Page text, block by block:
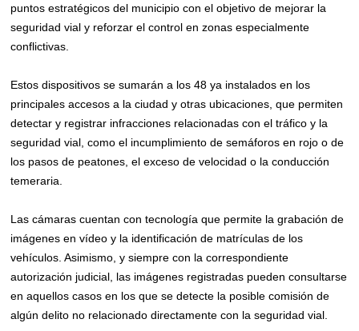
puntos estratégicos del municipio con el objetivo de mejorar la
seguridad vial y reforzar el control en zonas especialmente
conflictivas.
Estos dispositivos se sumarán a los 48 ya instalados en los
principales accesos a la ciudad y otras ubicaciones, que permiten
detectar y registrar infracciones relacionadas con el tráfico y la
seguridad vial, como el incumplimiento de semáforos en rojo o de
los pasos de peatones, el exceso de velocidad o la conducción
temeraria.
Las cámaras cuentan con tecnología que permite la grabación de
imágenes en vídeo y la identificación de matrículas de los
vehículos. Asimismo, y siempre con la correspondiente
autorización judicial, las imágenes registradas pueden consultarse
en aquellos casos en los que se detecte la posible comisión de
algún delito no relacionado directamente con la seguridad vial.